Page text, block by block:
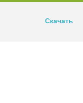
Скачать